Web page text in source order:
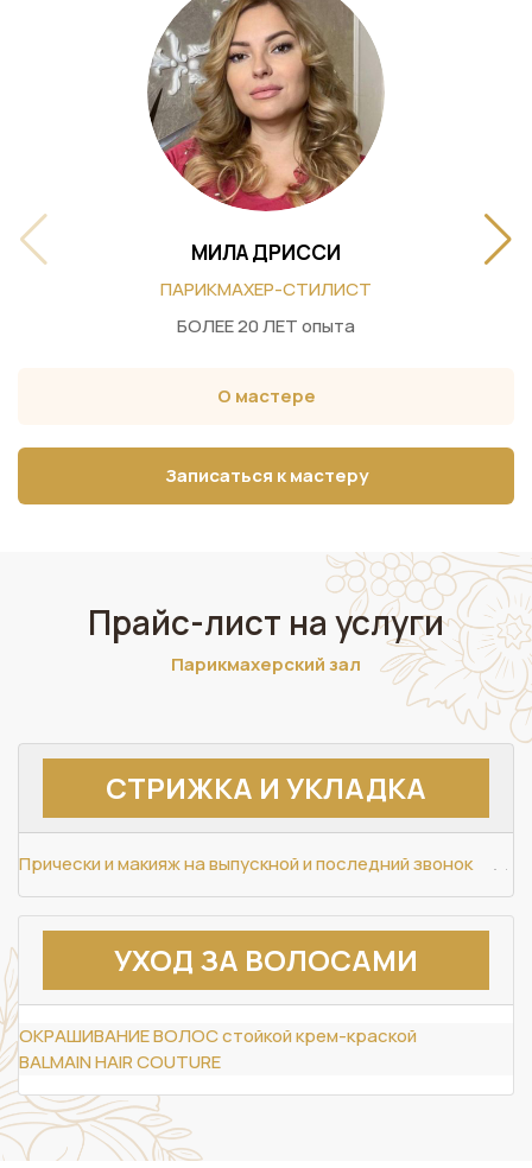
МИЛА ДРИССИ
ПАРИКМАХЕР-СТИЛИСТ
БОЛЕЕ 20 ЛЕТ опыта
О мастере
Записаться к мастеру
Прайс-лист на услуги
Парикмахерский зал
СТРИЖКА И УКЛАДКА
Прически и макияж на выпускной и последний звонок
УХОД ЗА ВОЛОСАМИ
ОКРАШИВАНИЕ ВОЛОС стойкой крем-краской
BALMAIN HAIR COUTURE